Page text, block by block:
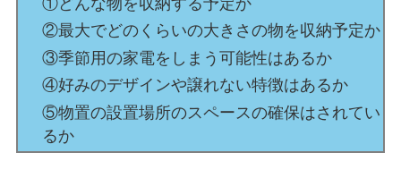
②最大でどのくらいの大きさの物を収納予定か
③季節用の家電をしまう可能性はあるか
④好みのデザインや譲れない特徴はあるか
⑤物置の設置場所のスペースの確保はされてい
るか